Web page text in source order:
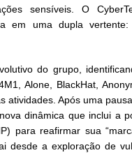
sensíveis. O
em uma dupla
do grupo,
Alone, BlackHat,
Após uma
dinâmica que inclui a
para reafirmar sua
desde a exploração de